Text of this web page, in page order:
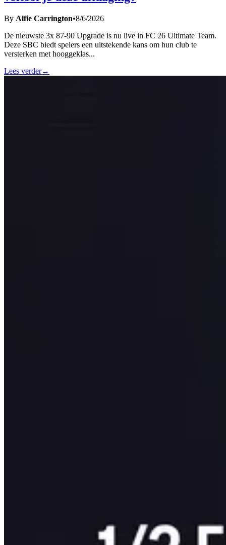
By Alfie Carrington•8/6/2026
De nieuwste 3x 87-90 Upgrade is nu live in FC 26 Ultimate Team.
Deze SBC biedt spelers een uitstekende kans om hun club te
versterken met hooggeklas...
Lees verder→